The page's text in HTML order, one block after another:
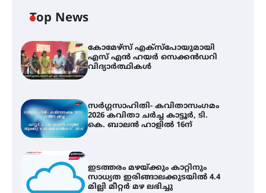
Top News
കോമേഴ്സ് എക്സ്പോയുമായി
എസ് എൻ ഹയർ സെക്കൻഡറി
വിദ്യാർത്ഥികൾ
സർഗ്ഗസാഹിതി- കവിതാസംഗമം
2026 കവിതാ ചർച്ച കാട്ടൂർ, ടി.
കെ. ബാലൻ ഹാളിൽ 16ന്
ഇടത്തരം മഴയ്ക്കും കാറ്റിനും
സാധ്യത ഇരിങ്ങാലക്കുടയിൽ 4.4
മില്ലി മീറ്റർ മഴ ലഭിച്ചു